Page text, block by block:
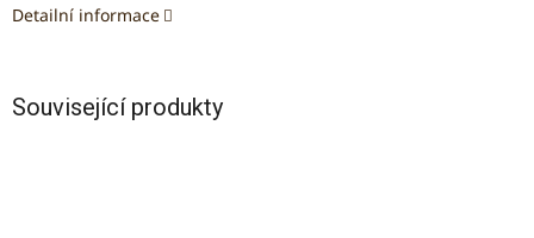
Detailní informace
Související produkty